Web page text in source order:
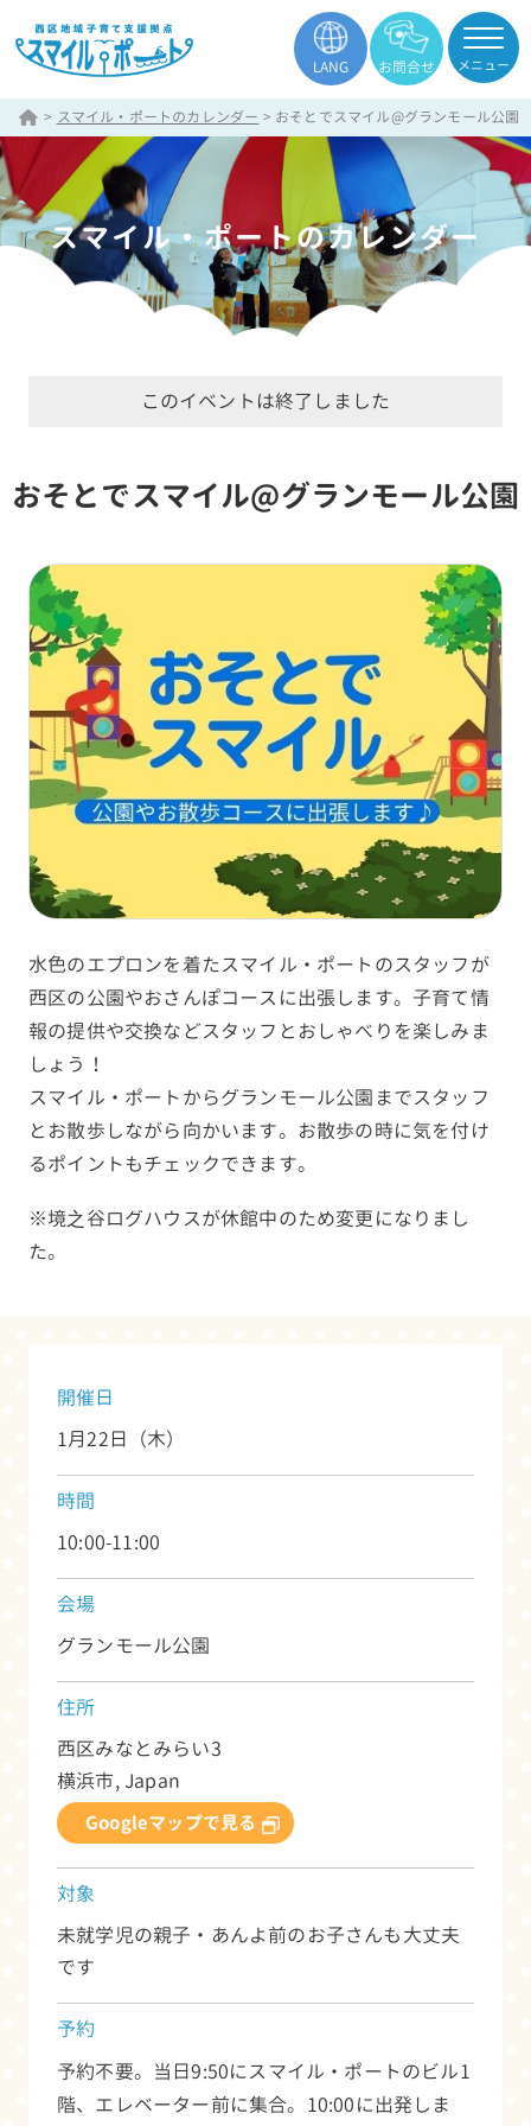
LANG お問合せ メニュー
> スマイル・ポートのカレンダー > おそとでスマイル@グランモール公園
スマイル・ポートのカレンダー
このイベントは終了しました
おそとでスマイル@グランモール公園
水色のエプロンを着たスマイル・ポートのスタッフが
西区の公園やおさんぽコースに出張します。子育て情
報の提供や交換などスタッフとおしゃべりを楽しみま
しょう！
スマイル・ポートからグランモール公園までスタッフ
とお散歩しながら向かいます。お散歩の時に気を付け
るポイントもチェックできます。
※境之谷ログハウスが休館中のため変更になりまし
た。
開催日
1月22日（木）
時間
10:00-11:00
会場
グランモール公園
住所
西区みなとみらい3
横浜市, Japan
Googleマップで見る
対象
未就学児の親子・あんよ前のお子さんも大丈夫
です
予約
予約不要。当日9:50にスマイル・ポートのビル1
階、エレベーター前に集合。10:00に出発しま